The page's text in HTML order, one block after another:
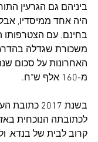
ביניהם גם הגרעין
היה אחד ממיסדיו,
בחינם. עם הצטרפותו
משכורת שגדלה
האחרונות על סכום
מ-160 אלף ש"ח.
בשנת 2017
לכתובתה הנוכחית
קרוב לבית של בנדא,